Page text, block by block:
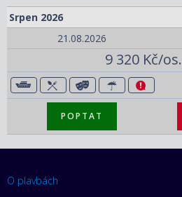
Srpen 2026
21.08.2026
9 320 Kč/os.
POPTAT
O plavbách